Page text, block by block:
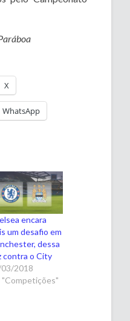
X
WhatsApp
encara
um desafio em
dessa
contra o City
2018
"Competições"